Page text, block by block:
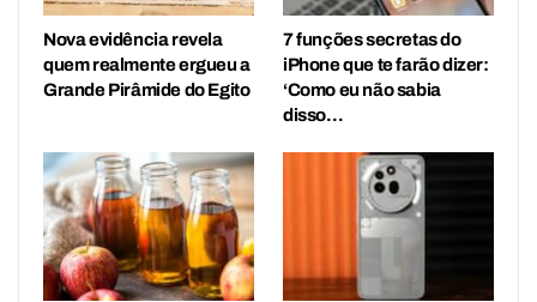
Nova evidência revela
quem realmente ergueu a
Grande Pirâmide do Egito
7 funções secretas do
iPhone que te farão dizer:
‘Como eu não sabia
disso…